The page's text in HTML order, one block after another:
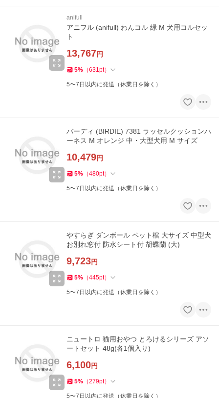
anifull
アニフル (anifull) わんコル 緑 M 犬用コルセッ
ト
13,767円
5% （631pt）
5〜7日以内に発送（休業日を除く）
バーディ (BIRDIE) 7381 ラッセルクッションハ
ーネス M オレンジ 中・大型犬用 M サイズ
10,479円
5% （480pt）
5〜7日以内に発送（休業日を除く）
やすらぎ ダンボール ペット棺 大サイズ 中型犬
お別れ窓付 防水シート付 胡蝶蘭 (大)
9,723円
5% （445pt）
5〜7日以内に発送（休業日を除く）
ニュートロ 猫用おやつ とろけるシリーズ アソ
ートセット 48g(各1個入り)
6,100円
5% （279pt）
5〜7日以内に発送（休業日を除く）